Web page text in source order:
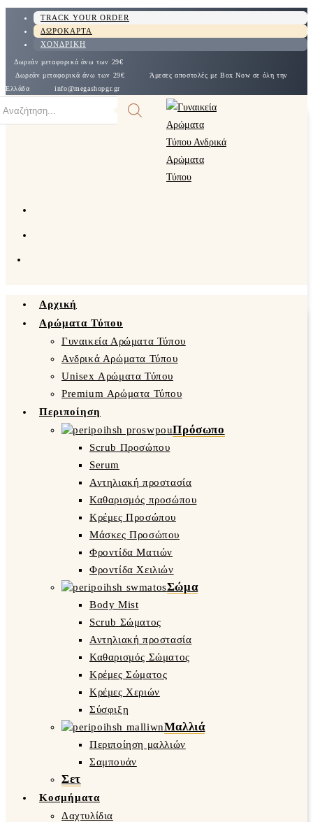
TRACK YOUR ORDER
ΔΩΡΟΚΑΡΤΑ
ΧΟΝΔΡΙΚΗ
Δωρεάν μεταφορικά άνω των 29€
Δωρεάν μεταφορικά άνω των 29€
Άμεσες αποστολές με Box Now σε όλη την
Ελλάδα
info@megashopgr.gr
Αρχική
Αρώματα Τύπου
Γυναικεία Αρώματα Τύπου
Ανδρικά Αρώματα Τύπου
Unisex Αρώματα Τύπου
Premium Αρώματα Τύπου
Περιποίηση
Πρόσωπο
Scrub Προσώπου
Serum
Αντηλιακή προστασία
Καθαρισμός προσώπου
Κρέμες Προσώπου
Μάσκες Προσώπου
Φροντίδα Ματιών
Φροντίδα Χειλιών
Σώμα
Body Mist
Scrub Σώματος
Αντηλιακή προστασία
Καθαρισμός Σώματος
Κρέμες Σώματος
Κρέμες Χεριών
Σύσφιξη
Μαλλιά
Περιποίηση μαλλιών
Σαμπουάν
Σετ
Κοσμήματα
Δαχτυλίδια